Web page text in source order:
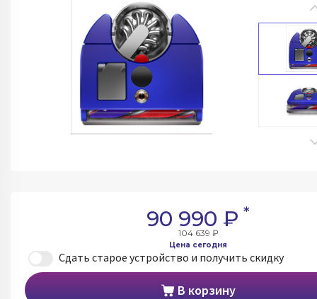
90 990 ₽ *
104 639 ₽
Цена сегодня
Сдать старое устройство и получить скидку
В корзину